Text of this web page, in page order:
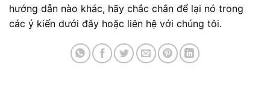
hướng dẫn nào khác, hãy chắc chắn để lại nó trong
các ý kiến ​​dưới đây hoặc liên hệ với chúng tôi.